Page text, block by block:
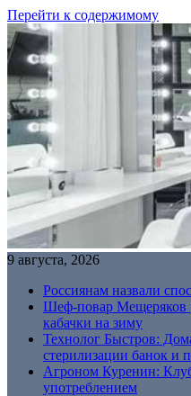
Перейти к содержимому
9 августа, 2026
Россиянам назвали
Шеф-повар Мещеряков
кабачки на зиму
Технолог Быстров:
стерилизации банок и
Агроном Куренин:
употреблением